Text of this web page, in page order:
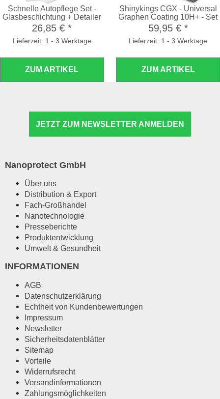
Schnelle Autopflege Set -
Glasbeschichtung + Detailer
26,85 €*
Lieferzeit: 1 - 3 Werktage
ZUM ARTIKEL
Shinykings CGX - Universal
Graphen Coating 10H+ - Set
59,95 € *
Lieferzeit: 1 - 3 Werktage
ZUM ARTIKEL
JETZT ZUM NEWSLETTER ANMELDEN
Nanoprotect GmbH
Über uns
Distribution & Export
Fach-Großhandel
Nanotechnologie
Presseberichte
Produktentwicklung
Umwelt & Gesundheit
INFORMATIONEN
AGB
Datenschutzerklärung
Echtheit von Kundenbewertungen
Impressum
Newsletter
Sicherheitsdatenblätter
Sitemap
Vorteile
Widerrufsrecht
Versandinformationen
Zahlungsmöglichkeiten